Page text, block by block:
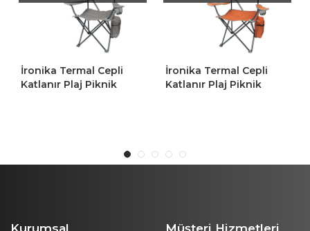
İronika Termal Cepli
Katlanır Plaj Piknik
İronika Termal Cepli
Katlanır Plaj Piknik
Kurumsal Müşteri Hizmetleri